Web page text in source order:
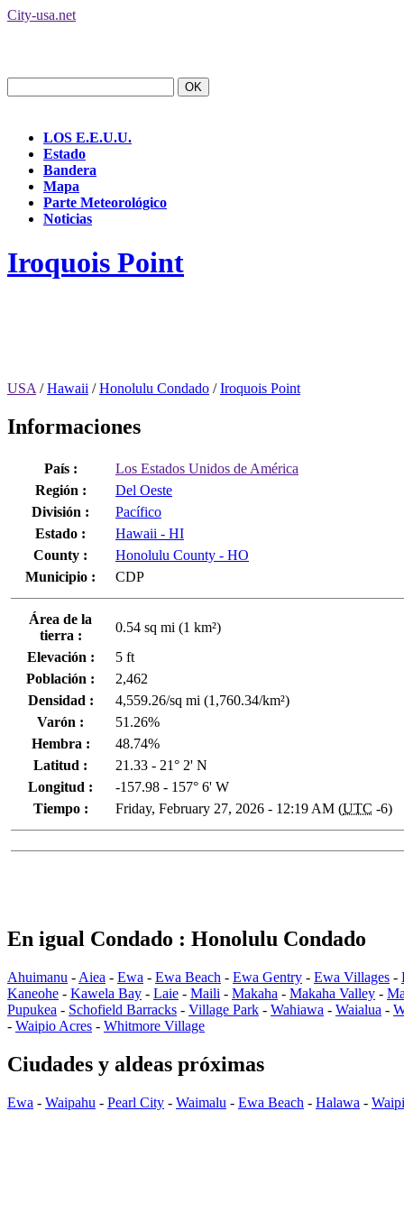
City-usa.net
LOS E.E.U.U.
Estado
Bandera
Mapa
Parte Meteorológico
Noticias
Iroquois Point
USA /Hawaii /Honolulu Condado /Iroquois Point
Informaciones
País :
Los Estados Unidos de América
Región :
Del Oeste
División :
Pacífico
Estado :
Hawaii - HI
County :
Honolulu County - HO
Municipio :
CDP
Área de la
tierra :
0.54 sq mi (1 km²)
Elevación :
5 ft
Población :
2,462
Densidad :
4,559.26/sq mi (1,760.34/km²)
Varón :
51.26%
Hembra :
48.74%
Latitud :
21.33 - 21° 2' N
Longitud :
-157.98 - 157° 6' W
Tiempo :
Friday, February 27, 2026 - 12:19 AM (UTC -6)
En igual Condado : Honolulu Condado
Ahuimanu - Aiea - Ewa - Ewa Beach - Ewa Gentry - Ewa Villages -
Kaneohe - Kawela Bay - Laie - Maili - Makaha - Makaha Valley -
Pupukea - Schofield Barracks - Village Park - Wahiawa - Waialua -
- Waipio Acres - Whitmore Village
Ciudades y aldeas próximas
Ewa - Waipahu - Pearl City - Waimalu - Ewa Beach - Halawa -